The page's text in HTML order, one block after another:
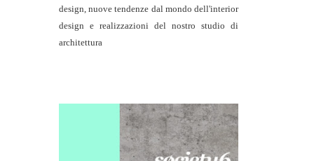
design, nuove tendenze dal mondo dell'interior
design e realizzazioni del nostro studio di
architettura